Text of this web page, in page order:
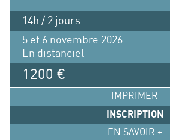
14h / 2 jours
5 et 6 novembre 2026
En distanciel
1200 €
IMPRIMER
INSCRIPTION
EN SAVOIR +